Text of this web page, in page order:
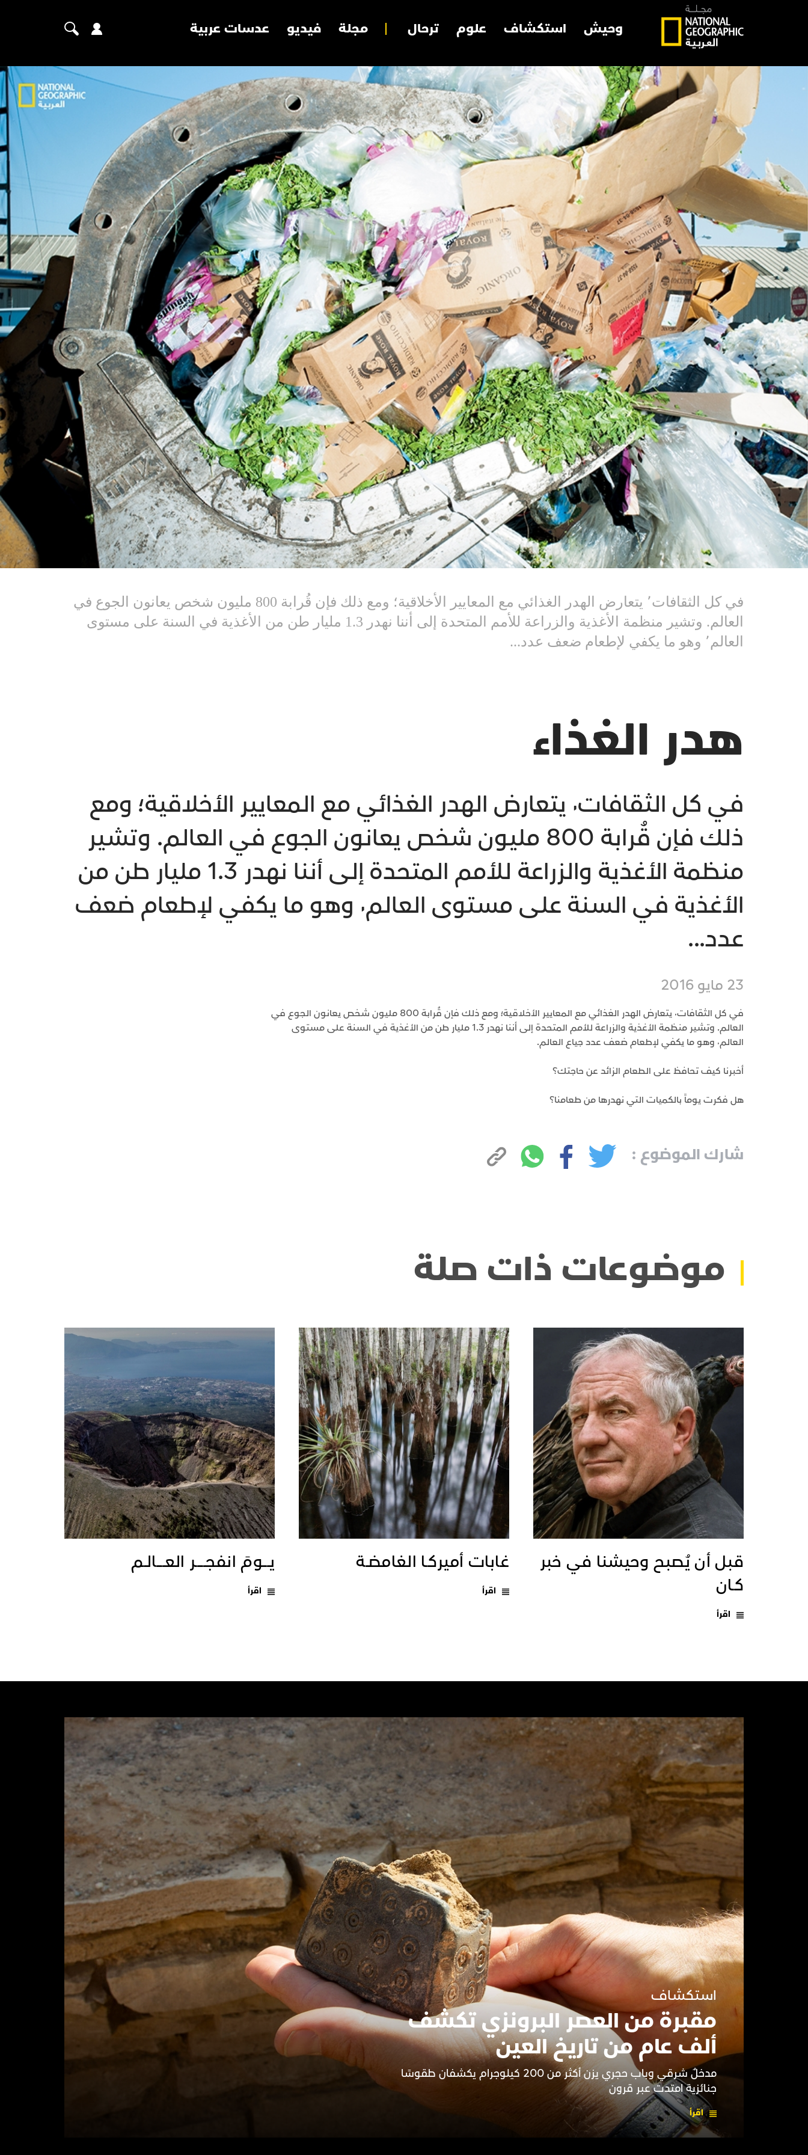
وحيش استكشاف علوم ترحال مجلة فيديو عدسات عربية
في كل الثقافات٬ يتعارض الهدر الغذائي مع المعايير الأخلاقية؛ ومع ذلك فإن قُرابة 800 مليون شخص يعانون الجوع في
العالم. وتشير منظمة الأغذية والزراعة للأمم المتحدة إلى أننا نهدر 1.3 مليار طن من الأغذية في السنة على مستوى
العالم٬ وهو ما يكفي لإطعام ضعف عدد...
هدر الغذاء
في كل الثقافات٬ يتعارض الهدر الغذائي مع المعايير الأخلاقية؛ ومع
ذلك فإن قُرابة 800 مليون شخص يعانون الجوع في العالم. وتشير
منظمة الأغذية والزراعة للأمم المتحدة إلى أننا نهدر 1.3 مليار طن من
الأغذية في السنة على مستوى العالم٬ وهو ما يكفي لإطعام ضعف
عدد...
23 مايو 2016
في كل الثقافات٬ يتعارض الهدر الغذائي مع المعايير الأخلاقية؛ ومع ذلك فإن قُرابة 800 مليون شخص يعانون الجوع في
العالم. وتشير منظمة الأغذية والزراعة للأمم المتحدة إلى أننا نهدر 1.3 مليار طن من الأغذية في السنة على مستوى
العالم٬ وهو ما يكفي لإطعام ضعف عدد جياع العالم.
أخبرنا كيف تحافظ على الطعام الزائد عن حاجتك؟
هل فكرت يوماً بالكميات التي نهدرها من طعامنا؟
شارك الموضوع :
موضوعات ذات صلة
قبل أن يُصبح وحيشنا في خبر
كـان
اقرأ
غابات أميركـا الغامضـة
اقرأ
يـــومَ انفجـــــر العــــالـم
اقرأ
استكشاف
مقبرة من العصر البرونزي تكشف
ألف عام من تاريخ العين
مدخلٌ شرقي وباب حجري يزن أكثر من 200 كيلوجرام يكشفان طقوسًا
جنائزية امتدت عبر قرون
اقرأ